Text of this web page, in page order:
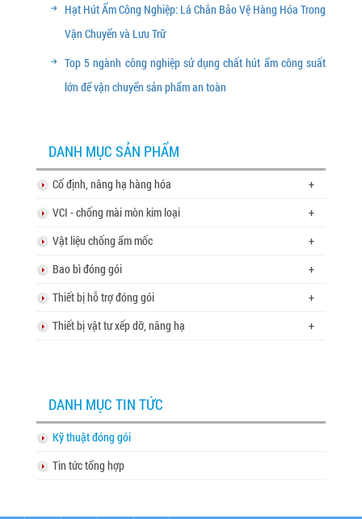
Hạt Hút Ẩm Công Nghiệp: Lá Chắn Bảo Vệ Hàng Hóa Trong
Vận Chuyển và Lưu Trữ
Top 5 ngành công nghiệp sử dụng chất hút ẩm công suất
lớn để vận chuyển sản phẩm an toàn
DANH MỤC SẢN PHẨM
Cố định, nâng hạ hàng hóa
+
VCI - chống mài mòn kim loại
+
Vật liệu chống ẩm mốc
+
Bao bì đóng gói
+
Thiết bị hỗ trợ đóng gói
+
Thiết bị vật tư xếp dỡ, nâng hạ
+
DANH MỤC TIN TỨC
Kỹ thuật đóng gói
Tin tức tổng hợp